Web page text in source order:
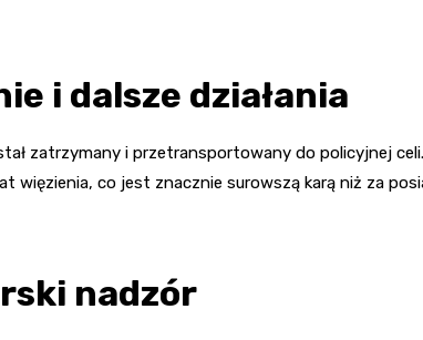
i dalsze działania
zatrzymany i przetransportowany do policyjnej
więzienia, co jest znacznie surowszą karą niż za
nadzór